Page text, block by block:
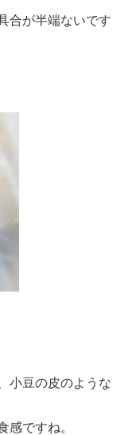
合が半端ないです
小豆の皮のような
感ですね。